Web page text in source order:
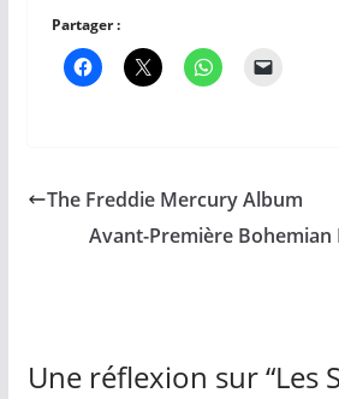
Partager :
The Freddie Mercury Album
Avant-Première Bohemian
Une réflexion sur “Les